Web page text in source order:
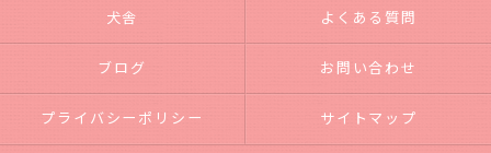
犬舎 よくある質問
ブログ お問い合わせ
プライバシーポリシー サイトマップ